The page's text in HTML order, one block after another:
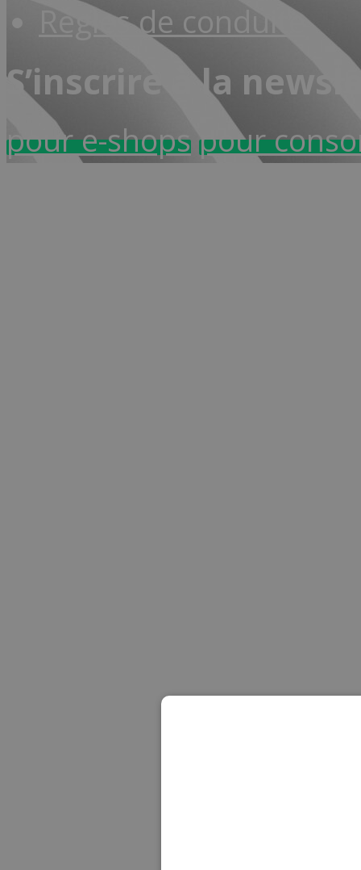
Règles de conduite
S’inscrire à la
pour e-shopspour